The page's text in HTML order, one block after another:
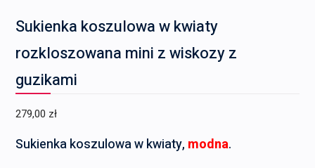
Sukienka koszulowa w kwiaty
rozkloszowana mini z wiskozy z
guzikami
279,00 zł
Sukienka koszulowa w kwiaty, modna.